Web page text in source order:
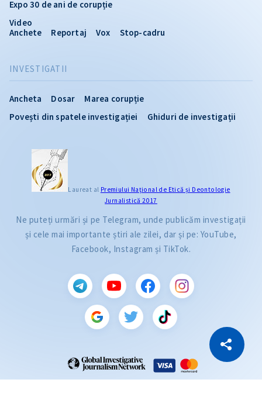
Copiază Link
INVESTIGATII
Ancheta Dosar
Marea corupție
Povești din spatele investigației
Ghiduri de investigații
Expo 30 de ani de corupție
Video
Anchete
Reportaj Vox Stop-cadru
Laureat al Premiului Naţional de Etică și Deontologie
Jurnalistică 2017
Ne puteți urmări și pe Telegram, unde publicăm investigații
și cele mai importante știri ale zilei, dar și pe: YouTube,
Facebook, Instagram și TikTok.